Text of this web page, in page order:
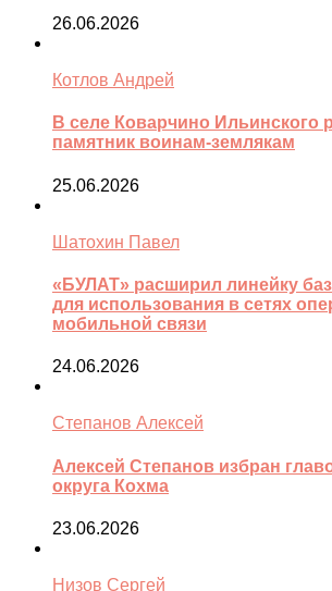
26.06.2026
Котлов Андрей
В селе Коварчино Ильинского
памятник воинам-землякам
25.06.2026
Шатохин Павел
«БУЛАТ» расширил линейку
для использования в сетях
мобильной связи
24.06.2026
Степанов Алексей
Алексей Степанов избран
округа Кохма
23.06.2026
Низов Сергей